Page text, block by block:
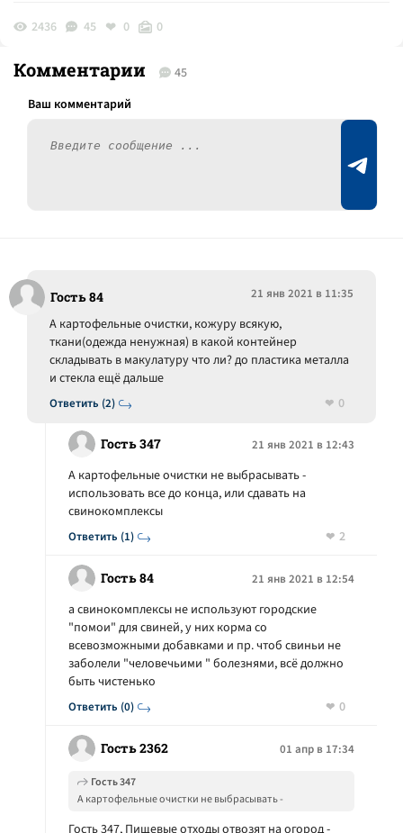
2436 45 0 0
Комментарии 45
Гость 84 21 янв 2021 в 11:35
Ответить (2)
А картофельные очистки, кожуру всякую,
ткани(одежда ненужная) в какой контейнер
складывать в макулатуру что ли? до пластика металла
и стекла ещё дальше
0
Гость 347 21 янв 2021 в 12:43
Ответить (1)
А картофельные очистки не выбрасывать -
использовать все до конца, или сдавать на
свинокомплексы
2
Гость 84 21 янв 2021 в 12:54
Ответить (0)
а свинокомплексы не используют городские
"помои" для свиней, у них корма со
всевозможными добавками и пр. чтоб свиньи не
заболели "человечьими " болезнями, всё должно
быть чистенько
0
Гость 2362 01 апр в 17:34
Гость 347
А картофельные очистки не выбрасывать -